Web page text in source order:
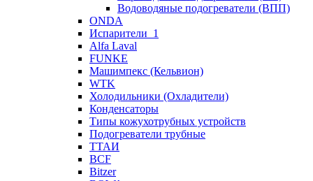
Водоводяные подогреватели (ВПП)
ONDA
Испарители_1
Alfa Laval
FUNKE
Машимпекс (Кельвион)
WTK
Холодильники (Охладители)
Конденсаторы
Типы кожухотрубных устройств
Подогреватели трубные
ТТАИ
BCF
Bitzer